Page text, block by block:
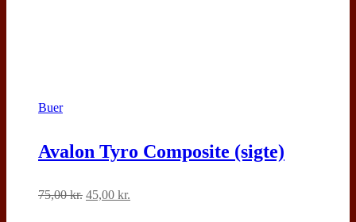
Buer
Avalon Tyro Composite (sigte)
75,00kr. Den
45,00 kr.